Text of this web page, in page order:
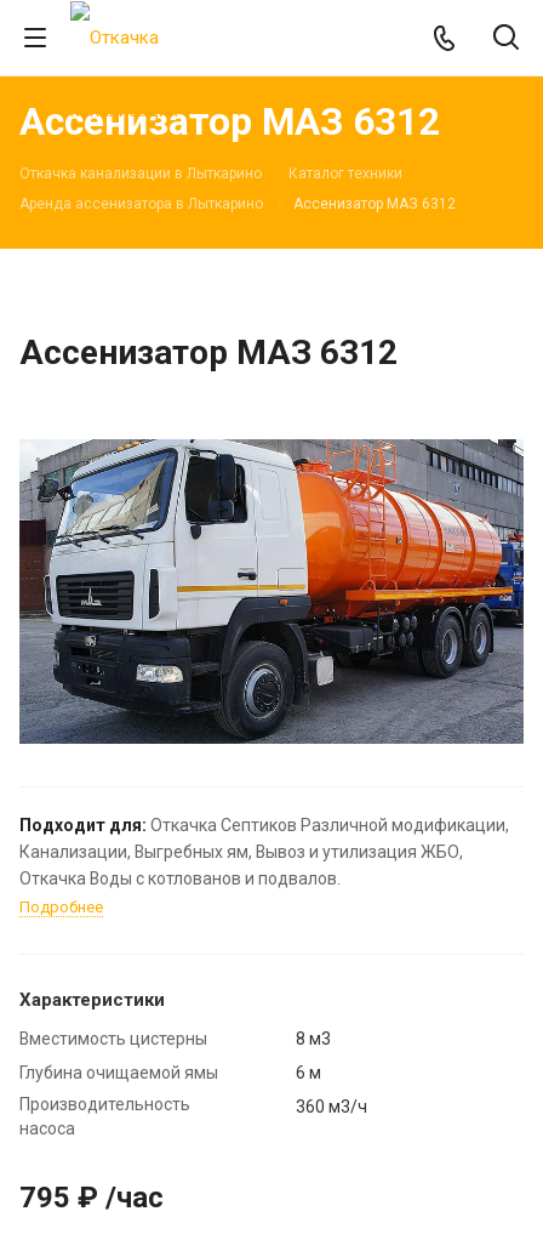
Ассенизатор МАЗ 6312
Откачка канализации в Лыткарино
Каталог техники
Аренда ассенизатора в Лыткарино
Ассенизатор МАЗ 6312
Ассенизатор МАЗ 6312
Подходит для: Откачка Септиков Различной модификации,
Канализации, Выгребных ям, Вывоз и утилизация ЖБО,
Откачка Воды с котлованов и подвалов.
Подробнее
Характеристики
Вместимость цистерны
8 м3
Глубина очищаемой ямы
6 м
Производительность
насоса
360 м3/ч
795 ₽ /час